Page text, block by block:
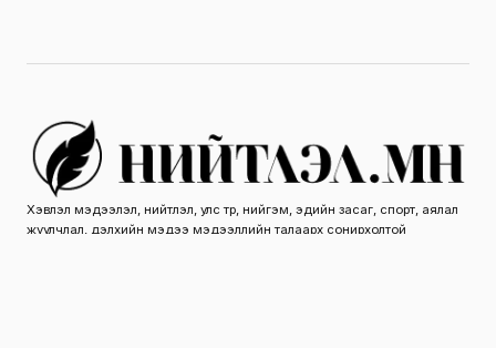
Хэвлэл мэдээлэл, нийтлэл, улс төр, нийгэм, эдийн засаг, спорт, аялал
жуулчлал, дэлхийн мэдээ мэдээллийн талаарх сонирхолтой